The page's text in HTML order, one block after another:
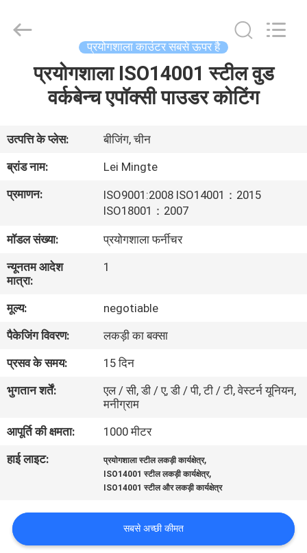
हमारे
बारे
टूर
गुणवत्ता
नियंत्रण
हमसे
करें
मामले
प्रयोगशाला काउंटर सबसे ऊपर है
प्रयोगशाला ISO14001 स्टील वुड
वर्कबेन्च एपॉक्सी पाउडर कोटिंग
उत्पत्ति के प्लेस:
बीजिंग, चीन
ब्रांड नाम:
Lei Mingte
प्रमाणन:
ISO9001:2008 ISO14001：2015
ISO18001：2007
मॉडल संख्या:
प्रयोगशाला फर्नीचर
न्यूनतम आदेश
मात्रा:
1
मूल्य:
negotiable
पैकेजिंग विवरण:
लकड़ी का बक्सा
प्रसव के समय:
15 दिन
भुगतान शर्तें:
एल / सी, डी / ए, डी / पी, टी / टी, वेस्टर्न यूनियन,
मनीग्राम
आपूर्ति की क्षमता:
1000 मीटर
हाई लाइट:
प्रयोगशाला स्टील लकड़ी कार्यक्षेत्र,
ISO14001 स्टील लकड़ी कार्यक्षेत्र,
ISO14001 स्टील और लकड़ी कार्यक्षेत्र
सबसे अच्छी कीमत